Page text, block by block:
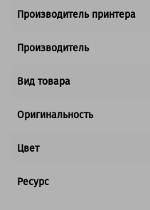
Производитель принтера
Производитель
Вид товара
Оригинальность
Цвет
Ресурс